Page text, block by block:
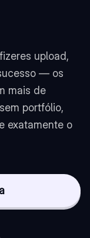
upload,
— os
mais de
portfólio,
exatamente o